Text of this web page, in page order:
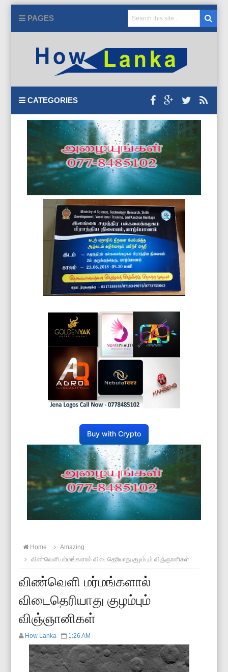
PAGES
CATEGORIES
Buy with Crypto
Home
Amazing
விண்வெளி மர்மங்களால் விடைதெரியாது குழம்பும் விஞ்ஞானிகள்
விண்வெளி மர்மங்களால்
விடைதெரியாது குழம்பும்
விஞ்ஞானிகள்
How Lanka 1:26 AM